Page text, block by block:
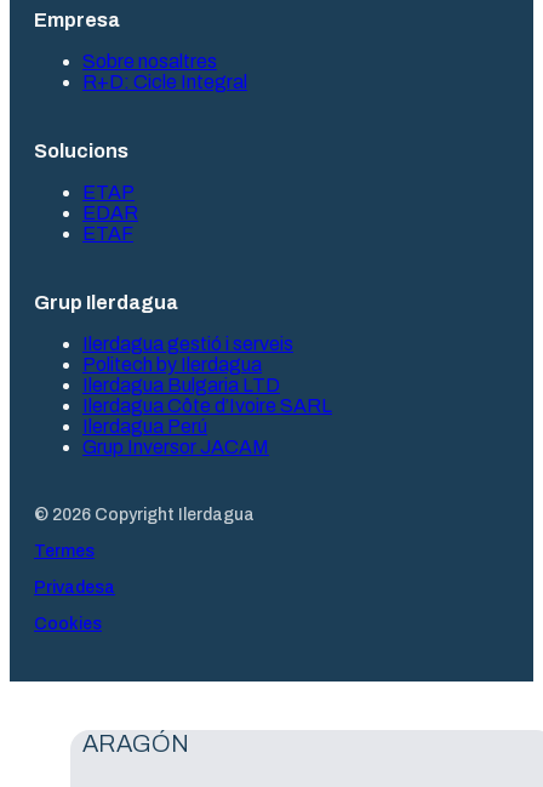
Empresa
Sobre nosaltres
R+D: Cicle Integral
Solucions
ETAP
EDAR
ETAF
Grup Ilerdagua
Ilerdagua gestió i serveis
Politech by Ilerdagua
Ilerdagua Bulgaria LTD
Ilerdagua Côte d’Ivoire SARL
Ilerdagua Perú
Grup Inversor JACAM
© 2026 Copyright Ilerdagua
Termes
Privadesa
Cookies
ARAGÓN